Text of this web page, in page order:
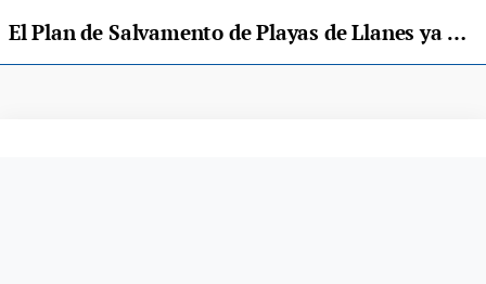
El Plan de Salvamento de Playas de Llanes ya está en marcha hasta el próximo 8 de septiembre